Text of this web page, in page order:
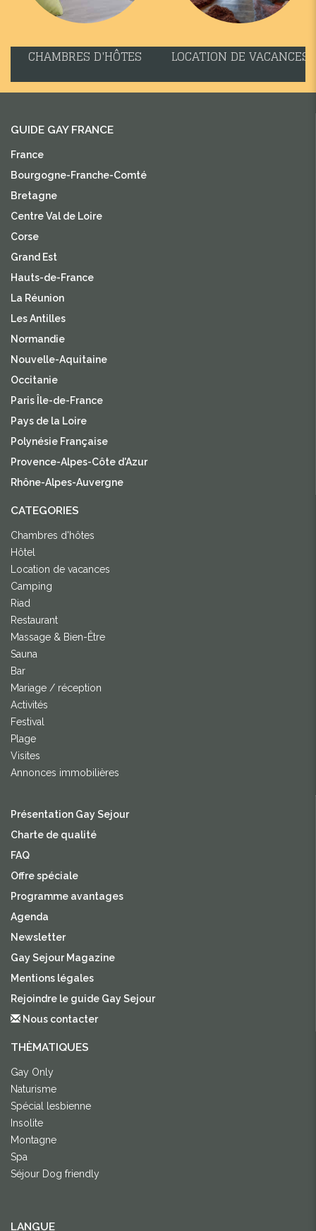
CHAMBRES D'HÔTES LOCATION DE VACANCES
GUIDE GAY FRANCE
France
Bourgogne-Franche-Comté
Bretagne
Centre Val de Loire
Corse
Grand Est
Hauts-de-France
La Réunion
Les Antilles
Normandie
Nouvelle-Aquitaine
Occitanie
Paris Île-de-France
Pays de la Loire
Polynésie Française
Provence-Alpes-Côte d'Azur
Rhône-Alpes-Auvergne
CATEGORIES
Chambres d'hôtes
Hôtel
Location de vacances
Camping
Riad
Restaurant
Massage & Bien-Être
Sauna
Bar
Mariage / réception
Activités
Festival
Plage
Visites
Annonces immobilières
Présentation Gay Sejour
Charte de qualité
FAQ
Offre spéciale
Programme avantages
Agenda
Newsletter
Gay Sejour Magazine
Mentions légales
Rejoindre le guide Gay Sejour
Nous contacter
THÈMATIQUES
Gay Only
Naturisme
Spécial lesbienne
Insolite
Montagne
Spa
Séjour Dog friendly
LANGUE